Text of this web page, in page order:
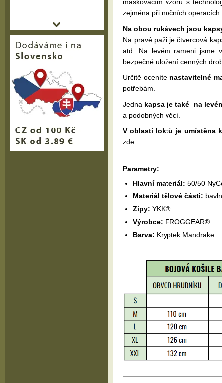
maskovacím vzoru s
zejména při nočních operacích.
Na obou rukávech jsou
Na pravé paži je čtvercová
atd. Na levém rameni jsme
bezpečné uložení cenných
Určitě oceníte nastavitelné
potřebám.
Jedna kapsa je také na
a podobných věcí.
V oblasti loktů je umístěna
zde
Parametry:
Hlavní materiál: 50/50
Materiál tělové části:
Zipy: YKK®
Výrobce: FROGGEAR®
Barva: Kryptek Mandrake